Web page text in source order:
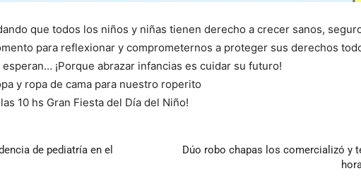
que todos los niños y niñas tienen derecho a crecer sanos,
para reflexionar y comprometernos a proteger sus derechos
¡Porque abrazar infancias es cuidar su futuro!
y ropa de cama para nuestro roperito
10 hs Gran Fiesta del Día del Niño!
de pediatría en el
Dúo robo chapas los comercializó y